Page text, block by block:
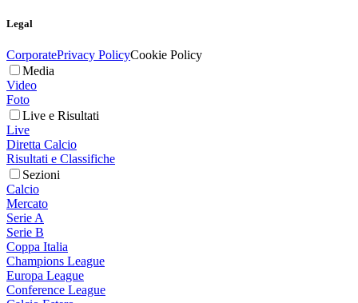
Legal
CorporatePrivacy PolicyCookie Policy
Media
Video
Foto
Live e Risultati
Live
Diretta Calcio
Risultati e Classifiche
Sezioni
Calcio
Mercato
Serie A
Serie B
Coppa Italia
Champions League
Europa League
Conference League